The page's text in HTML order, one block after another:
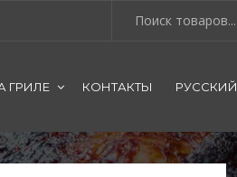
ГРИЛЕ КОНТАКТЫ РУССКИЙ